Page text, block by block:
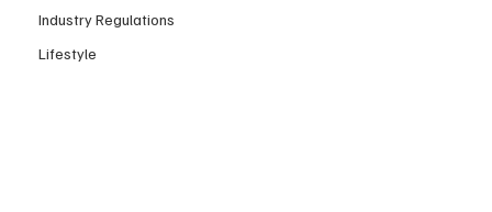
Industry Regulations
Lifestyle